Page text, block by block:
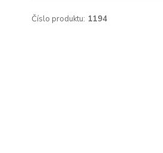
Číslo produktu: 1194